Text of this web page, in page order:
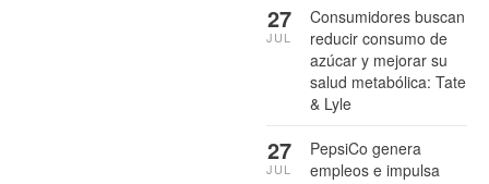
Consumidores buscan
reducir consumo de
azúcar y mejorar su
salud metabólica: Tate
& Lyle
27
JUL
PepsiCo genera
empleos e impulsa
27
JUL